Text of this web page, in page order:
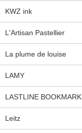
KWZ ink
L'Artisan Pastellier
La plume de louise
LAMY
LASTLINE BOOKMARK
Leitz